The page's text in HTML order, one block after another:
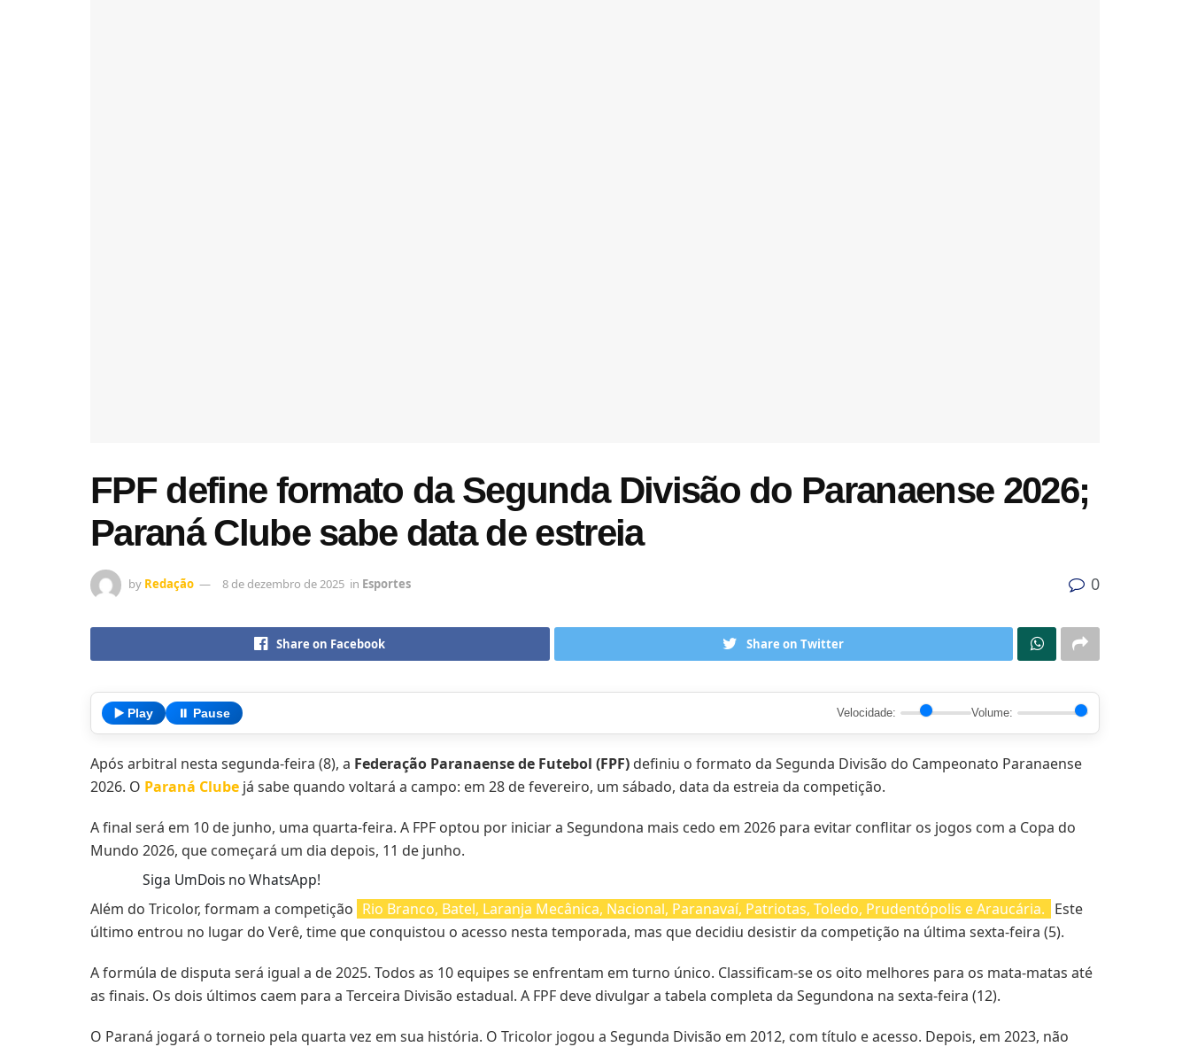
FPF define formato da Segunda Divisão do Paranaense 2026;
Paraná Clube sabe data de estreia
by Redação 8 de dezembro de 2025 in Esportes 0
Share on Facebook Share on Twitter
▶️ Play ⏸️ Pause Velocidade: Volume:
Após arbitral nesta segunda-feira (8), a Federação Paranaense de Futebol (FPF) definiu o formato da Segunda Divisão do Campeonato Paranaense
2026. O Paraná Clube já sabe quando voltará a campo: em 28 de fevereiro, um sábado, data da estreia da competição.
A final será em 10 de junho, uma quarta-feira. A FPF optou por iniciar a Segundona mais cedo em 2026 para evitar conflitar os jogos com a Copa do
Mundo 2026, que começará um dia depois, 11 de junho.
Siga UmDois no WhatsApp!
Além do Tricolor, formam a competição Rio Branco, Batel, Laranja Mecânica, Nacional, Paranavaí, Patriotas, Toledo, Prudentópolis e Araucária. Este
último entrou no lugar do Verê, time que conquistou o acesso nesta temporada, mas que decidiu desistir da competição na última sexta-feira (5).
A formúla de disputa será igual a de 2025. Todos as 10 equipes se enfrentam em turno único. Classificam-se os oito melhores para os mata-matas até
as finais. Os dois últimos caem para a Terceira Divisão estadual. A FPF deve divulgar a tabela completa da Segundona na sexta-feira (12).
O Paraná jogará o torneio pela quarta vez em sua história. O Tricolor jogou a Segunda Divisão em 2012, com título e acesso. Depois, em 2023, não